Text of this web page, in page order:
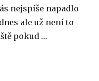
nejspíše napadlo
ale už není to
pokud …
bez dokazování